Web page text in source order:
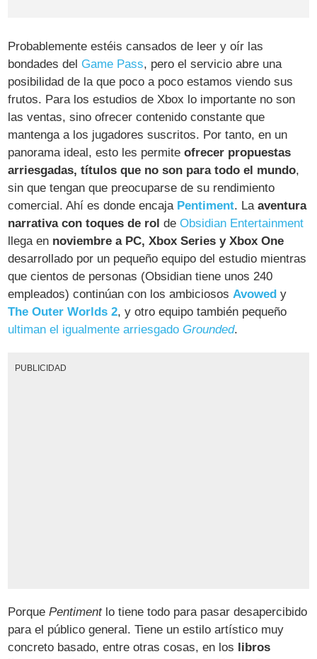
Probablemente estéis cansados de leer y oír las
bondades del Game Pass, pero el servicio abre una
posibilidad de la que poco a poco estamos viendo sus
frutos. Para los estudios de Xbox lo importante no son
las ventas, sino ofrecer contenido constante que
mantenga a los jugadores suscritos. Por tanto, en un
panorama ideal, esto les permiteofrecer propuestas
arriesgadas, títulos que no son para todo el mundo,
sin que tengan que preocuparse de su rendimiento
comercial. Ahí es donde encaja Pentiment. Laaventura
narrativa con toques de rol deObsidian Entertainment
llega en noviembre a PC, Xbox Series y Xbox One
desarrollado por un pequeño equipo del estudio mientras
que cientos de personas (Obsidian tiene unos 240
empleados) continúan con los ambiciososAvowed y
The Outer Worlds 2, y otro equipo también pequeño
ultiman el igualmente arriesgadoGrounded.
PUBLICIDAD
PorquePentimentlo tiene todo para pasar desapercibido
para el público general. Tiene un estilo artístico muy
concreto basado, entre otras cosas, en los libros